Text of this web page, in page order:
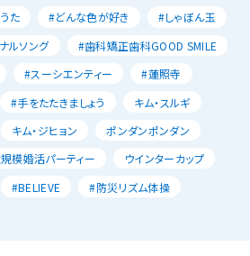
た #どんな色が好き
#しゃぼん玉
ルソング
#歯科矯正歯科GOOD SMILE
#スーシエンティー
#蓮照寺
#手をたたきましょう
キム・スルギ
キム・ジヒョン
ポンダンポンダン
模婚活パーティー
ウインターカップ
#BELIEVE #防災リズム体操